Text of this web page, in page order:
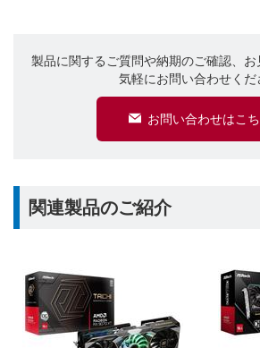
製品に関するご質問や納期のご確認、
気軽にお問い合わせくだ
お問い合わせはこ
関連製品のご紹介